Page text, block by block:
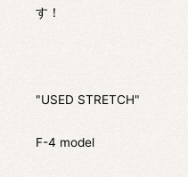
す！
"USED STRETCH"
F-4 model